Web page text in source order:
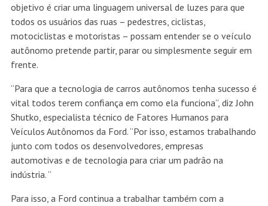
objetivo é criar uma linguagem universal de luzes para que
todos os usuários das ruas – pedestres, ciclistas,
motociclistas e motoristas – possam entender se o veículo
autônomo pretende partir, parar ou simplesmente seguir em
frente.
“Para que a tecnologia de carros autônomos tenha sucesso é
vital todos terem confiança em como ela funciona”, diz John
Shutko, especialista técnico de Fatores Humanos para
Veículos Autônomos da Ford. “Por isso, estamos trabalhando
junto com todos os desenvolvedores, empresas
automotivas e de tecnologia para criar um padrão na
indústria. ”
Para isso, a Ford continua a trabalhar também com a